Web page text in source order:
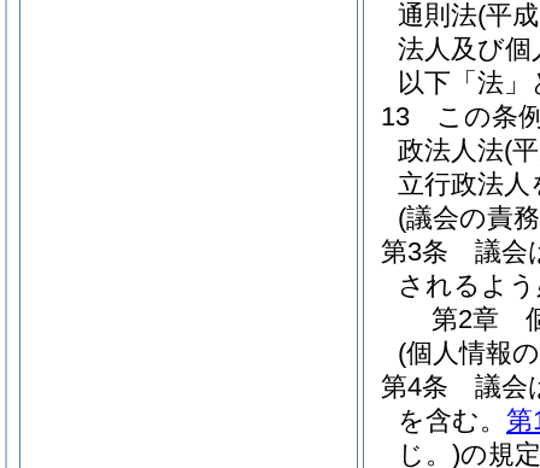
通則法(平
法人及び
以下「法
13
この条
政法人法(
立行政法
(議会の責
第3条
議会
されるよ
第2章
(個人情報
第4条
議会
を含む。 第
じ。)の規